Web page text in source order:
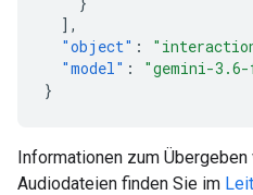
],
"object" :
"model" : "gemini-
}
Informationen zum
Audiodateien finden Sie im